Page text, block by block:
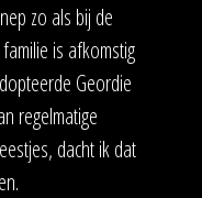
zo als bij de
is afkomstig
Geordie
regelmatige
dacht ik dat